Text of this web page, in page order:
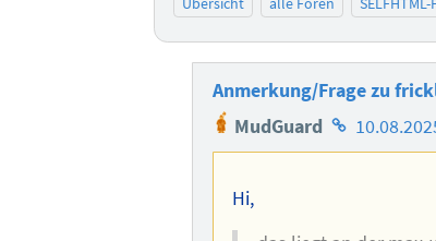
Anmerkung/Frage zu
MudGuard Homepage
des
Hi,